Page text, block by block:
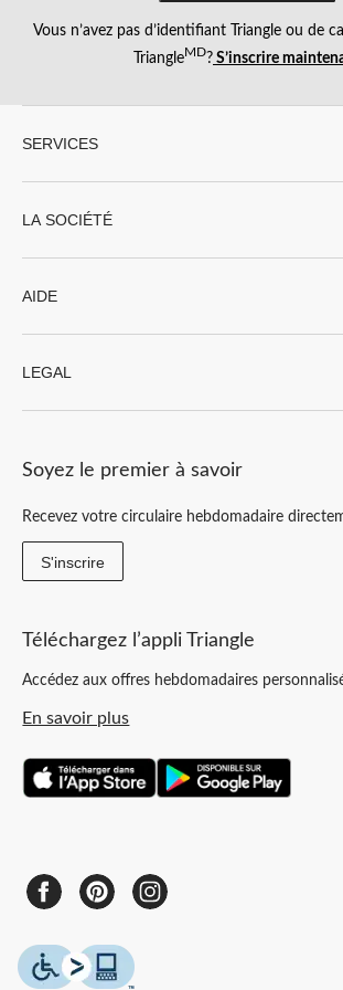
Vous n’avez pas d’identifiant Triangle ou de
TriangleMD? S’inscrire
SERVICES
LA SOCIÉTÉ
AIDE
LEGAL
Soyez le premier à savoir
Recevez votre circulaire hebdomadaire
S'inscrire
Téléchargez l’appli Triangle
Accédez aux offres hebdomadaires
En savoir plus